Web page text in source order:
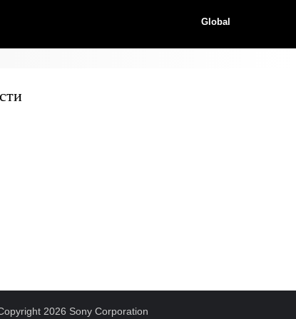
Global
2026 Sony Corporation